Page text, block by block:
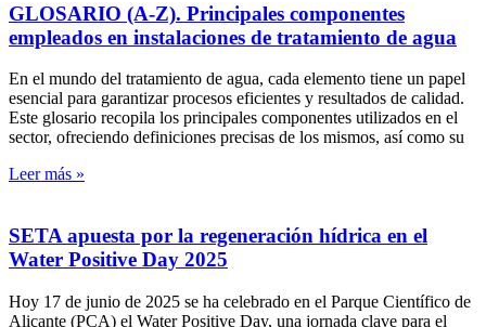
GLOSARIO (A-Z). Principales componentes
empleados en instalaciones de tratamiento de agua
En el mundo del tratamiento de agua, cada elemento tiene un papel
esencial para garantizar procesos eficientes y resultados de calidad.
Este glosario recopila los principales componentes utilizados en el
sector, ofreciendo definiciones precisas de los mismos, así como su
Leer más »
SETA apuesta por la regeneración hídrica en el
Water Positive Day 2025
Hoy 17 de junio de 2025 se ha celebrado en el Parque Científico de
Alicante (PCA) el Water Positive Day, una jornada clave para el